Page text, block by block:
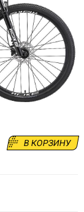
В КОРЗИНУ